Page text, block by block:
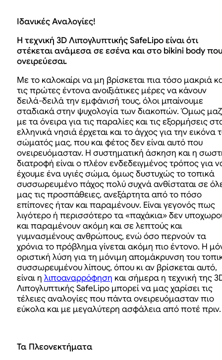
Ιδανικές Αναλογίες!
Η τεχνική 3D Λιπογλυπτικής SafeLipo είναι ότι
στέκεται ανάμεσα σε εσένα και στο bikini body
ονειρεύεσαι.
Με το καλοκαίρι να μη βρίσκεται πια τόσο μακριά
τις πρώτες έντονα ανοιξιάτικες μέρες να κάνουν
δειλά-δειλά την εμφάνισή τους, όλοι μπαίνουμε
σταδιακά στην ψυχολογία των διακοπών. Όμως
με τα όνειρα για τις παραλίες και τις εξορμήσεις
ελληνικά νησιά έρχεται και το άγχος για την εικόνα
σώματός μας, που και φέτος δεν είναι αυτό που
ονειρευόμασταν. Η συστηματική άσκηση και η
διατροφή είναι ο πλέον ενδεδειγμένος τρόπος για
έχουμε ένα υγιές σώμα, όμως δυστυχώς το τοπικά
συσσωρευμένο πάχος πολύ συχνά ανθίσταται σε
μας τις προσπάθειες, ανεξάρτητα από το πόσο
επίπονες ήταν και παραμένουν. Είναι γεγονός πως
λιγότερο ή περισσότερο τα «παχάκια» δεν
και παραμένουν ακόμη και σε λεπτούς και
γυμνασμένους ανθρώπους, ενώ όσο περνούν τα
χρόνια το πρόβλημα γίνεται ακόμη πιο έντονο. Η
οριστική λύση για τη μόνιμη απομάκρυνση του
συσσωρευμένου λίπους, όπου κι αν βρίσκεται αυτό,
είναι η λιποαναρρόφηση και σήμερα η τεχνική της
Λιπογλυπτικής SafeLipo μπορεί να μας χαρίσει τις
τέλειες αναλογίες που πάντα ονειρευόμασταν πιο
εύκολα και με μεγαλύτερη ασφάλεια από ποτέ πριν.
Τα Πλεονεκτήματα